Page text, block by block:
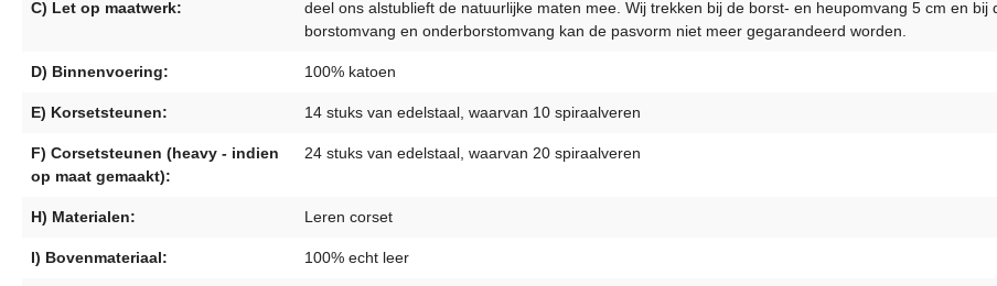
C) Let op maatwerk:
deel ons alstublieft de natuurlijke maten mee. Wij trekken bij de borst- en heupomvang 5 cm en
borstomvang en onderborstomvang kan de pasvorm niet meer gegarandeerd worden.
D) Binnenvoering: 100% katoen
E) Korsetsteunen: 14 stuks van edelstaal, waarvan 10 spiraalveren
F) Corsetsteunen (heavy - indien
op maat gemaakt):
24 stuks van edelstaal, waarvan 20 spiraalveren
H) Materialen: Leren corset
I) Bovenmateriaal: 100% echt leer